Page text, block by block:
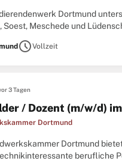
Dortmund
Soest, Meschede und
scheduleVollzeit
3 Tagen
/ Dozent (m/w/d)
Dortmund
Dortmund
berufliche